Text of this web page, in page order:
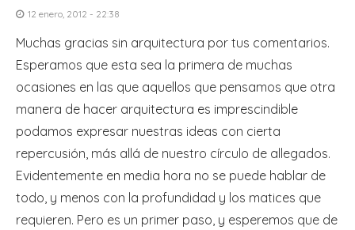
12 enero, 2012 - 22:38
Muchas gracias sin arquitectura por tus comentarios.
Esperamos que esta sea la primera de muchas
ocasiones en las que aquellos que pensamos que otra
manera de hacer arquitectura es imprescindible
podamos expresar nuestras ideas con cierta
repercusión, más allá de nuestro círculo de allegados.
Evidentemente en media hora no se puede hablar de
todo, y menos con la profundidad y los matices que
requieren. Pero es un primer paso, y esperemos que de